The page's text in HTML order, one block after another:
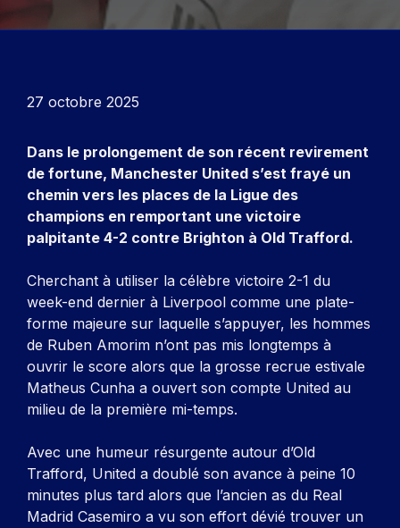
27 octobre 2025
Dans le prolongement de son récent revirement
de fortune, Manchester United s’est frayé un
chemin vers les places de la Ligue des
champions en remportant une victoire
palpitante 4-2 contre Brighton à Old Trafford.
Cherchant à utiliser la célèbre victoire 2-1 du
week-end dernier à Liverpool comme une plate-
forme majeure sur laquelle s’appuyer, les hommes
de Ruben Amorim n’ont pas mis longtemps à
ouvrir le score alors que la grosse recrue estivale
Matheus Cunha a ouvert son compte United au
milieu de la première mi-temps.
Avec une humeur résurgente autour d’Old
Trafford, United a doublé son avance à peine 10
minutes plus tard alors que l’ancien as du Real
Madrid Casemiro a vu son effort dévié trouver un